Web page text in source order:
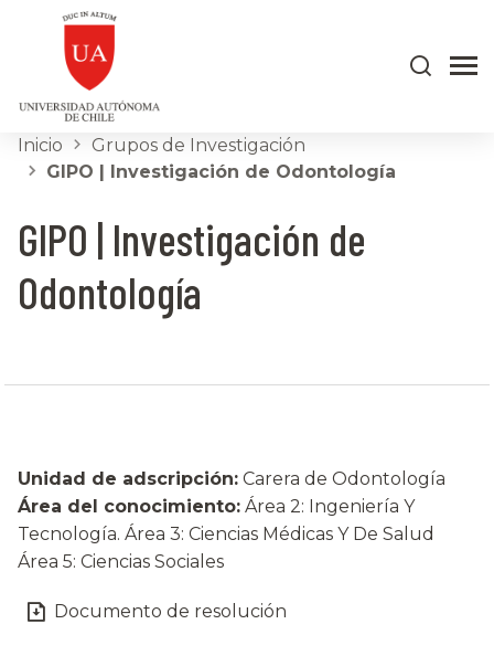
Inicio
Grupos de Investigación
GIPO | Investigación de Odontología
GIPO | Investigación de
Odontología
Unidad de adscripción: Carera de Odontología
Área del conocimiento: Área 2: Ingeniería Y
Tecnología. Área 3: Ciencias Médicas Y De Salud
Área 5: Ciencias Sociales
Documento de resolución